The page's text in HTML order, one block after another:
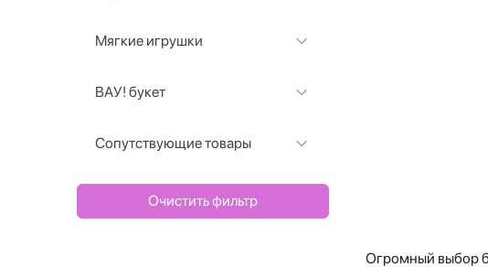
Мягкие игрушки
ВАУ! букет
Сопутствующие товары
Очистить фильтр
Огромный выбор